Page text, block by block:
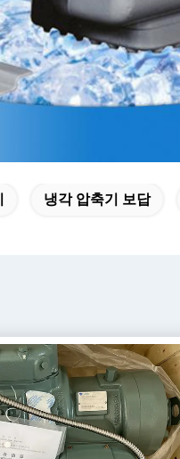
냉각 압축기 보답